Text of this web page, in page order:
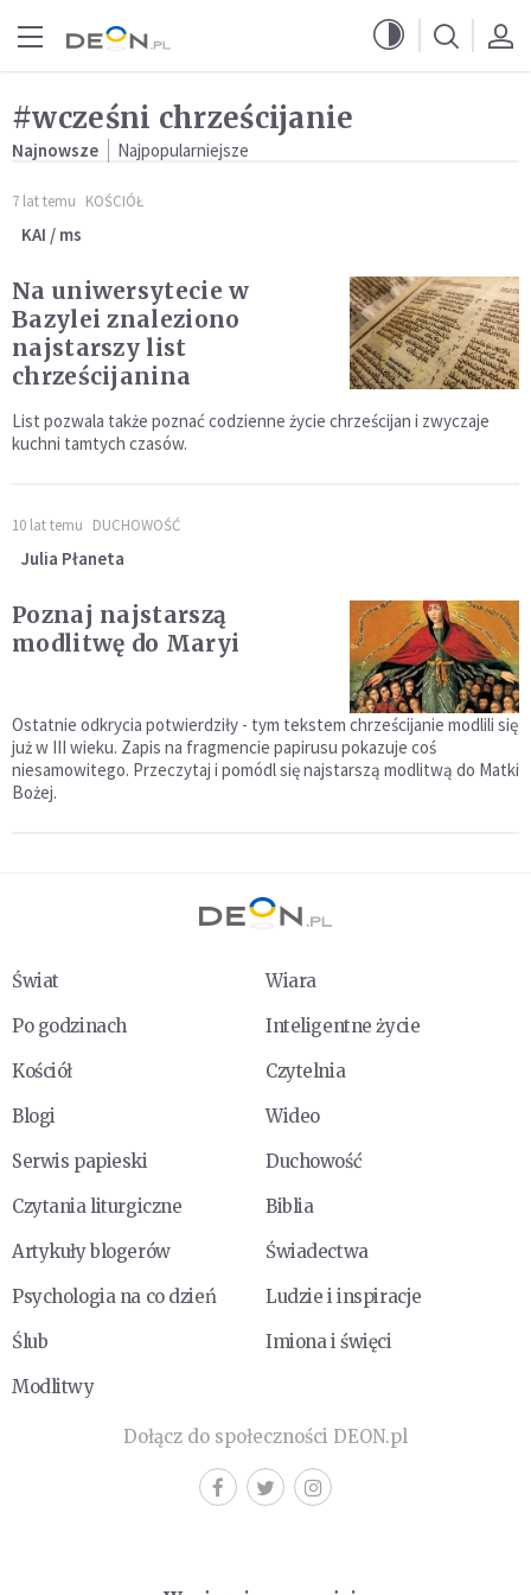
#wcześni chrześcijanie
Najnowsze Najpopularniejsze
7 lat temu KOŚCIÓŁ
KAI / ms
Na uniwersytecie w
Bazylei znaleziono
najstarszy list
chrześcijanina
List pozwala także poznać codzienne życie chrześcijan i zwyczaje
kuchni tamtych czasów.
10 lat temu DUCHOWOŚĆ
Julia Płaneta
Poznaj najstarszą
modlitwę do Maryi
Ostatnie odkrycia potwierdziły - tym tekstem chrześcijanie modlili się
już w III wieku. Zapis na fragmencie papirusu pokazuje coś
niesamowitego. Przeczytaj i pomódl się najstarszą modlitwą do Matki
Bożej.
Świat
Wiara
Po godzinach
Inteligentne życie
Kościół
Czytelnia
Blogi
Wideo
Serwis papieski
Duchowość
Czytania liturgiczne
Biblia
Artykuły blogerów
Świadectwa
Psychologia na co dzień
Ludzie i inspiracje
Ślub
Imiona i święci
Modlitwy
Dołącz do społeczności DEON.pl